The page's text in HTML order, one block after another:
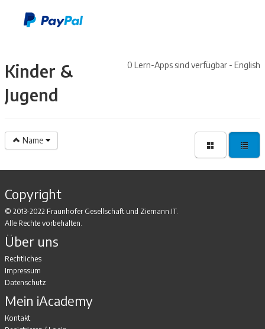
0 Lern-Apps sind verfügbar - English
Kinder &
Jugend
Name
Copyright
© 2013-2022 Fraunhofer Gesellschaft und Ziemann.IT.
Alle Rechte vorbehalten.
Über uns
Rechtliches
Impressum
Datenschutz
Mein iAcademy
Kontakt